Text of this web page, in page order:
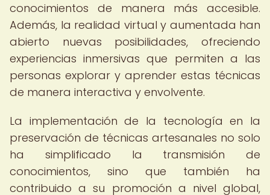
conocimientos de manera más accesible.
Además, la realidad virtual y aumentada han
abierto nuevas posibilidades, ofreciendo
experiencias inmersivas que permiten a las
personas explorar y aprender estas técnicas
de manera interactiva y envolvente.
La implementación de la tecnología en la
preservación de técnicas artesanales no solo
ha simplificado la transmisión de
conocimientos, sino que también ha
contribuido a su promoción a nivel global,